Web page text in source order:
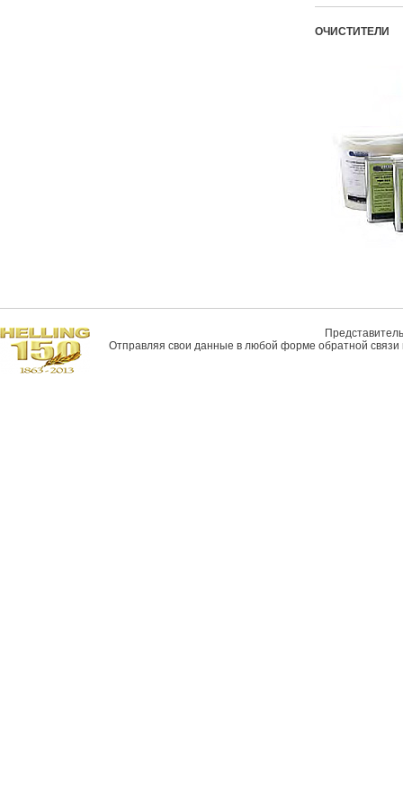
ОЧИСТИТЕЛИ
Отправляя свои данные в любой форме обратной